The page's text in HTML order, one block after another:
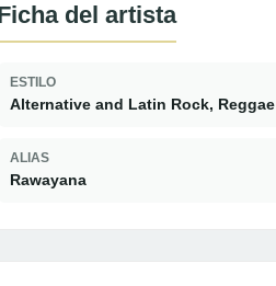
del artista
ESTILO
Alternative and Latin Rock, Reggae
ALIAS
Rawayana